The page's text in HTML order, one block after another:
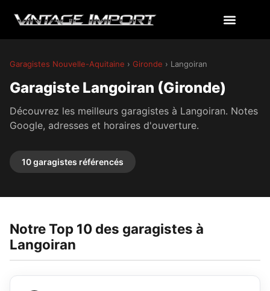
Garagistes Nouvelle-Aquitaine › Gironde › Langoiran
Garagiste Langoiran (Gironde)
Découvrez les meilleurs garagistes à Langoiran. Notes
Google, adresses et horaires d'ouverture.
10 garagistes référencés
Notre Top 10 des garagistes à
Langoiran